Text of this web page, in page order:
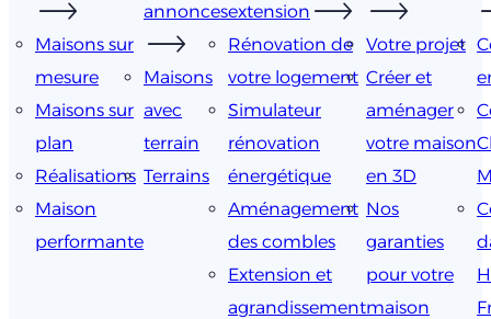
Maisons sur
mesure
Maisons sur
plan
Réalisations
Maison
performante
annonces
Maisons
avec
terrain
Terrains
extension
Rénovation de
votre logement
Simulateur
rénovation
énergétique
Aménagement
des combles
Extension et
agrandissement
Votre projet
Créer et
aménager
votre maison
en 3D
Nos
garanties
pour votre
maison